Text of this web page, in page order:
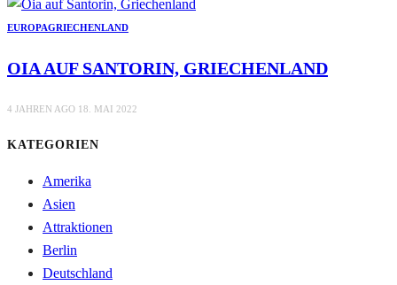
EUROPAGRIECHENLAND
OIA AUF SANTORIN, GRIECHENLAND
4 JAHREN AGO 18. MAI 2022
KATEGORIEN
Amerika
Asien
Attraktionen
Berlin
Deutschland